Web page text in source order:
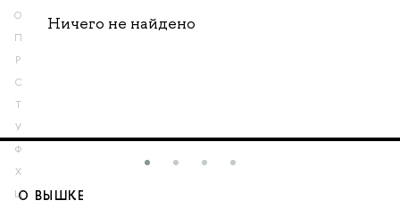
О
П
Р
С
Т
У
Ф
Х
Ц
Ничего не найдено
О ВЫШКЕ